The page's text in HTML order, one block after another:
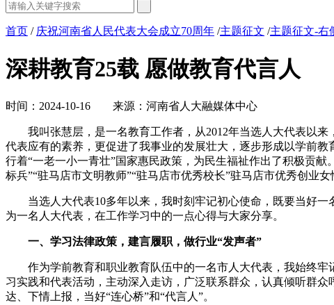
首页 / 庆祝河南省人民代表大会成立70周年 /主题征文 /主题征文-右
深耕教育25载 愿做教育代言人
时间：2024-10-16 来源：河南省人大融媒体中心
我叫张慧层，是一名教育工作者，从2012年当选人大代表以来
代表应有的素养，更促进了我事业的发展壮大，逐步形成以学前
行着“一老一小一青壮”国家惠民政策，为民生福祉作出了积极贡
标兵”“驻马店市文明教师”“驻马店市优秀校长”驻马店市优秀创业女
当选人大代表10多年以来，我时刻牢记初心使命，既要当好一
为一名人大代表，在工作学习中的一点心得与大家分享。
一、学习法律政策，建言履职，做行业“发声者”
作为学前教育和职业教育队伍中的一名市人大代表，我始终牢
习实践和代表活动，主动深入走访，广泛联系群众，认真倾听群
达、下情上报，当好“连心桥”和“代言人”。